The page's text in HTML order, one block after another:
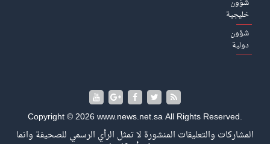
شؤون
خليجية
شؤون
دولية
Copyright © 2026 www.news.net.sa All Rights Reserved.
المشاركات والتعليقات المنشورة لا تمثل الرأي الرسمي للصحيفة وانما